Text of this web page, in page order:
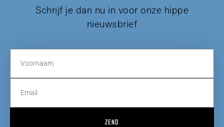
Schrijf je dan nu in voor onze hippe
nieuwsbrief
ZEND